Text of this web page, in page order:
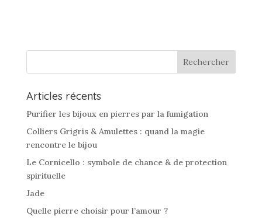
Articles récents
Purifier les bijoux en pierres par la fumigation
Colliers Grigris & Amulettes : quand la magie
rencontre le bijou
Le Cornicello : symbole de chance & de protection
spirituelle
Jade
Quelle pierre choisir pour l’amour ?